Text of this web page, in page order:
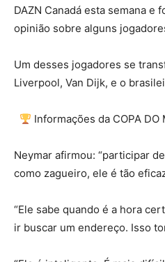
DAZN Canadá esta semana e
opinião sobre alguns
Um desses jogadores se
Liverpool, Van Dijk, e o
Informações da COPA
Neymar afirmou: “participar
como zagueiro, ele é tão
“Ele sabe quando é a hora
ir buscar um endereço. Isso